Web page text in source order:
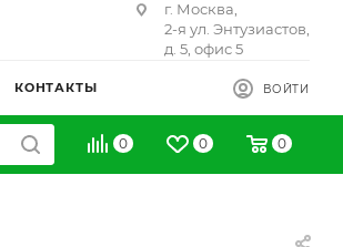
г. Москва,
2-я ул. Энтузиастов,
д. 5, офис 5
КОНТАКТЫ ВОЙТИ
0 0 0